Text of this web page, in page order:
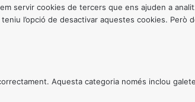
servir cookies de tercers que ens ajuden a
l’opció de desactivar aquestes cookies.
Aquesta categoria només inclou